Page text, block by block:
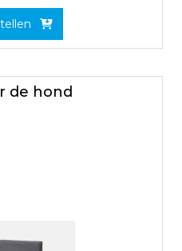
de hond